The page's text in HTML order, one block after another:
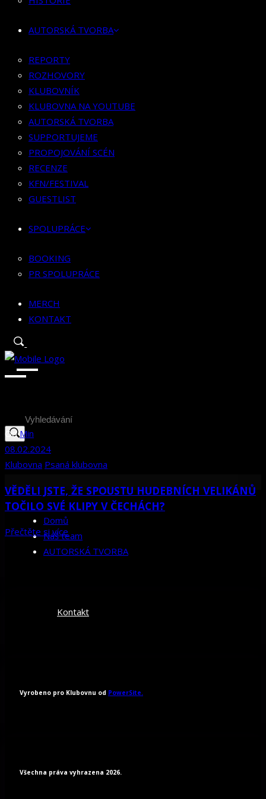
GUESTLIST
SPOLUPRÁCE
BOOKING
PR SPOLUPRÁCE
MERCH
KONTAKT
AUTORSKÁ TVORBA
REPORTY
ROZHOVORY
KLUBOVNÍK
KLUBOVNA NA YOUTUBE
AUTORSKÁ TVORBA
SUPPORTUJEME
PROPOJOVÁNÍ SCÉN
RECENZE
KFN/FESTIVAL
GUESTLIST
SPOLUPRÁCE
BOOKING
PR SPOLUPRÁCE
MERCH
KONTAKT
OdMin
08.02.2024
Klubovna Psaná klubovna
VĚDĚLI JSTE, ŽE SPOUSTU HUDEBNÍCH VELIKÁNŮ
TOČILO SVÉ KLIPY V ČECHÁCH?
Přečtěte si více
Search
for:
Domů
Náš team
AUTORSKÁ TVORBA
Kontakt
Vyrobeno pro Klubovnu od PowerSite.
Všechna práva vyhrazena 2026.